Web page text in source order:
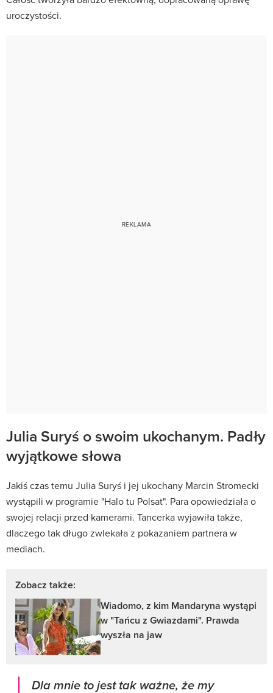
uroczystości.
Julia Suryś o swoim ukochanym. Padły
wyjątkowe słowa
Jakiś czas temu Julia Suryś i jej ukochany Marcin Stromecki
wystąpili w programie "Halo tu Polsat". Para opowiedziała o
swojej relacji przed kamerami. Tancerka wyjawiła także,
dlaczego tak długo zwlekała z pokazaniem partnera w
mediach.
Zobacz także:
Wiadomo, z kim Mandaryna wystąpi
w "Tańcu z Gwiazdami". Prawda
wyszła na jaw
Dla mnie to jest tak ważne, że my